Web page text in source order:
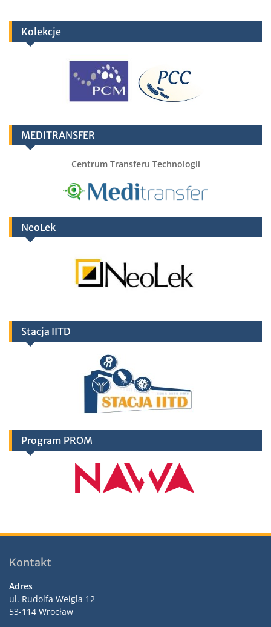
Kolekcje
MEDITRANSFER
Centrum Transferu Technologii
NeoLek
Stacja IITD
Program PROM
Kontakt
Adres
ul. Rudolfa Weigla 12
53-114 Wrocław